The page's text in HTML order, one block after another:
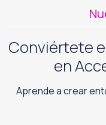
Conviértete
en
Aprende a crear